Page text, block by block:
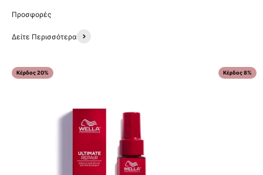
Δείτε Περισσότερα
Κέρδος 20% Κέρδος 8%